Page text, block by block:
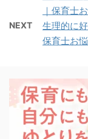
｜保育士
NEXT
生理的に
保育士お悩